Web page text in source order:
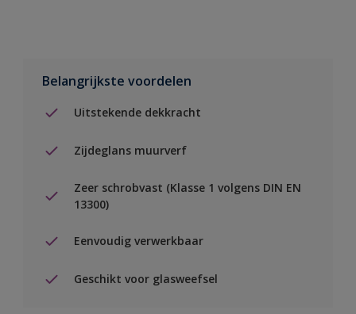
Belangrijkste voordelen
Uitstekende dekkracht
Zijdeglans muurverf
Zeer schrobvast (Klasse 1 volgens DIN EN
13300)
Eenvoudig verwerkbaar
Geschikt voor glasweefsel